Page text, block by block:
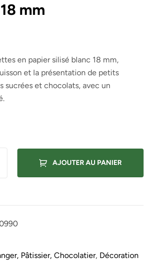
mm
en papier silisé blanc 18 mm,
et la présentation de petits
sucrées et chocolats, avec un
AJOUTER AU PANIER
Pâtissier, Chocolatier, Décoration